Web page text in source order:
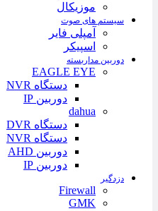
موزیکال
سیستم های صوت
آمپلی فایر
اسپیکر
دوربین مداربسته
EAGLE EYE
دستگاه NVR
دوربین IP
dahua
دستگاه DVR
دستگاه NVR
دوربین AHD
دوربین IP
دزدگیر
Firewall
GMK